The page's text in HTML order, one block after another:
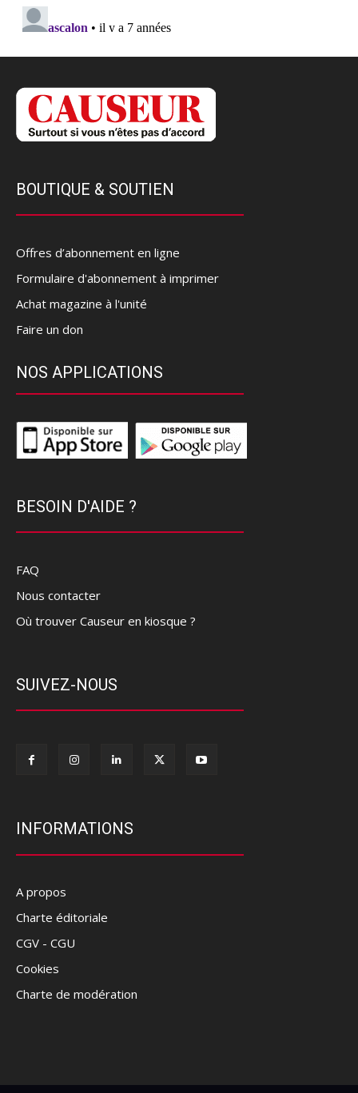
BOUTIQUE & SOUTIEN
Offres d’abonnement en ligne
Formulaire d'abonnement à imprimer
Achat magazine à l'unité
Faire un don
NOS APPLICATIONS
BESOIN D'AIDE ?
FAQ
Nous contacter
Où trouver Causeur en kiosque ?
SUIVEZ-NOUS
INFORMATIONS
A propos
Charte éditoriale
CGV - CGU
Cookies
Charte de modération